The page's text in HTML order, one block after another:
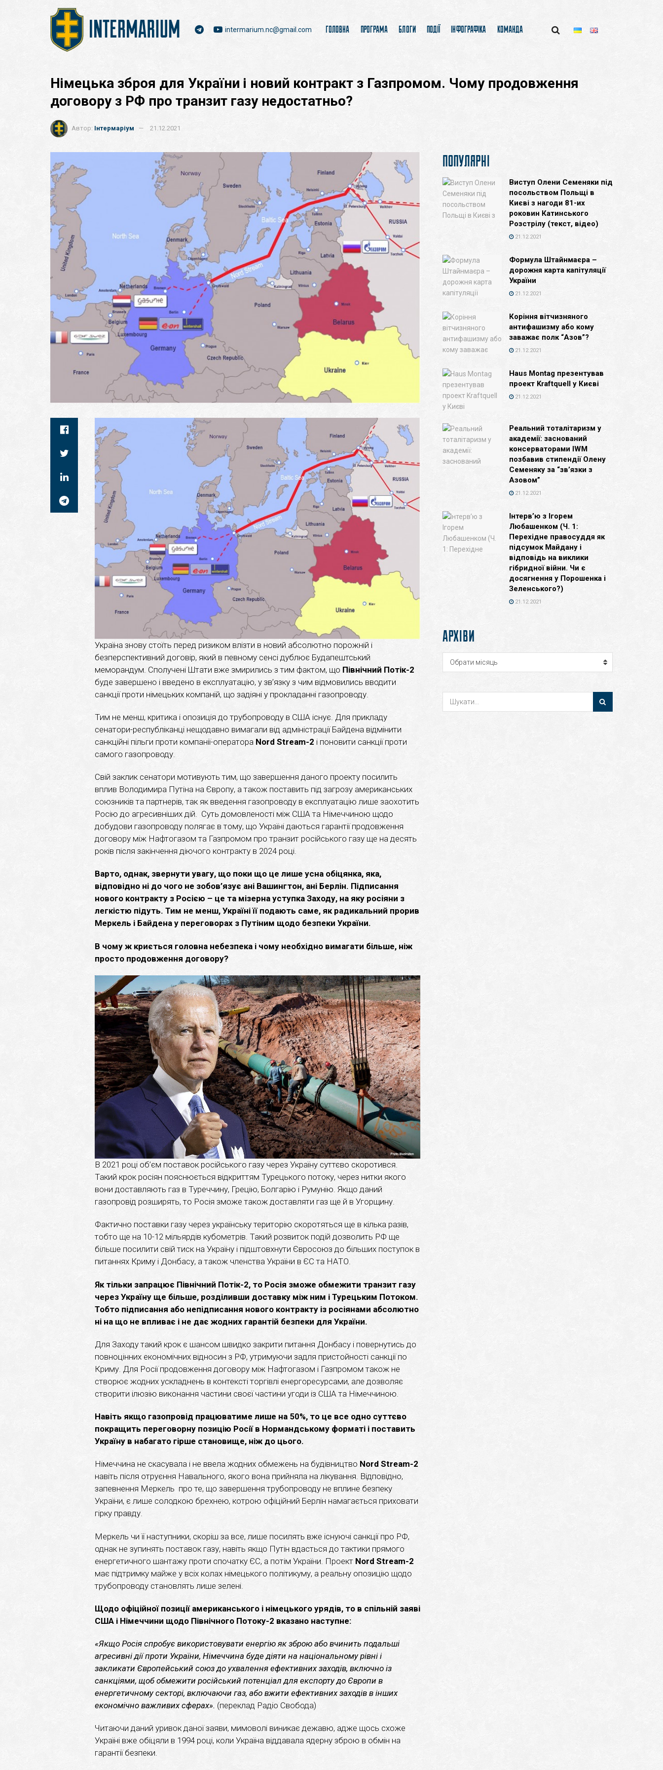
intermarium.nc@gmail.com ГОЛОВНА ПРОГРАМА БЛОГИ ПОДІЇ ІНФОГРАФІКА КОМАНДА
Німецька зброя для України і новий контракт з Газпромом. Чому продовження
договору з РФ про транзит газу недостатньо?
Автор: Інтермаріум 21.12.2021
Україна знову стоїть перед ризиком влізти в новий абсолютно порожній і
безперспективний договір, який в певному сенсі дублює Будапештський
меморандум. Сполучені Штати вже змирились з тим фактом, що Північний Потік-2
буде завершено і введено в експлуатацію, у зв’язку з чим відмовились вводити
санкції проти німецьких компаній, що задіяні у прокладанні газопроводу.
Тим не менш, критика і опозиція до трубопроводу в США існує. Для прикладу
сенатори-республіканці нещодавно вимагали від адміністрації Байдена відмінити
санкційні пільги проти компанії-оператора Nord Stream-2 і поновити санкції проти
самого газопроводу.
Свій заклик сенатори мотивують тим, що завершення даного проекту посилить
вплив Володимира Путіна на Європу, а також поставить під загрозу американських
союзників та партнерів, так як введення газопроводу в експлуатацію лише заохотить
Росію до агресивніших дій. Суть домовленості між США та Німеччиною щодо
добудови газопроводу полягає в тому, що Україні даються гарантії продовження
договору між Нафтогазом та Газпромом про транзит російського газу ще на десять
років після закінчення діючого контракту в 2024 році.
Варто, однак, звернути увагу, що поки що це лише усна обіцянка, яка,
відповідно ні до чого не зобов’язує ані Вашингтон, ані Берлін. Підписання
нового контракту з Росією – це та мізерна уступка Заходу, на яку росіяни з
легкістю підуть. Тим не менш, Україні її подають саме, як радикальний прорив
Меркель і Байдена у переговорах з Путіним щодо безпеки України.
В чому ж криється головна небезпека і чому необхідно вимагати більше, ніж
просто продовження договору?
В 2021 році об’єм поставок російського газу через Україну суттєво скоротився.
Такий крок росіян пояснюється відкриттям Турецького потоку, через нитки якого
вони доставляють газ в Туреччину, Грецію, Болгарію і Румунію. Якщо даний
газопровід розширять, то Росія зможе також доставляти газ ще й в Угорщину.
Фактично поставки газу через українську територію скоротяться ще в кілька разів,
тобто ще на 10-12 мільярдів кубометрів. Такий розвиток подій дозволить РФ ще
більше посилити свій тиск на Україну і підштовхнути Євросоюз до більших поступок в
питаннях Криму і Донбасу, а також членства України в ЄС та НАТО.
Як тільки запрацює Північний Потік-2, то Росія зможе обмежити транзит газу
через Україну ще більше, розділивши доставку між ним і Турецьким Потоком.
Тобто підписання або непідписання нового контракту із росіянами абсолютно
ні на що не впливає і не дає жодних гарантій безпеки для України.
Для Заходу такий крок є шансом швидко закрити питання Донбасу і повернутись до
повноцінних економічних відносин з РФ, утримуючи задля пристойності санкції по
Криму. Для Росії продовження договору між Нафтогазом і Газпромом також не
створює жодних ускладнень в контексті торгівлі енергоресурсами, але дозволяє
створити ілюзію виконання частини своєї частини угоди із США та Німеччиною.
Навіть якщо газопровід працюватиме лише на 50%, то це все одно суттєво
покращить переговорну позицію Росії в Нормандському форматі і поставить
Україну в набагато гірше становище, ніж до цього.
Німеччина не скасувала і не ввела жодних обмежень на будівництво Nord Stream-2
навіть після отруєння Навального, якого вона прийняла на лікування. Відповідно,
запевнення Меркель про те, що завершення трубопроводу не вплине безпеку
України, є лише солодкою брехнею, котрою офіційний Берлін намагається приховати
гірку правду.
Меркель чи її наступники, скоріш за все, лише посилять вже існуючі санкції про РФ,
однак не зупинять поставок газу, навіть якщо Путін вдасться до тактики прямого
енергетичного шантажу проти спочатку ЄС, а потім України. Проект Nord Stream-2
має підтримку майже у всіх колах німецького політикуму, а реальну опозицію щодо
трубопроводу становлять лише зелені.
Щодо офіційної позиції американського і німецького урядів, то в спільній заяві
США і Німеччини щодо Північного Потоку-2 вказано наступне:
«Якщо Росія спробує використовувати енергію як зброю або вчинить подальші
агресивні дії проти України, Німеччина буде діяти на національному рівні і
закликати Європейський союз до ухвалення ефективних заходів, включно із
санкціями, щоб обмежити російський потенціал для експорту до Європи в
енергетичному секторі, включаючи газ, або вжити ефективних заходів в інших
економічно важливих сферах». (переклад Радіо Свобода)
Читаючи даний уривок даної заяви, мимоволі виникає дежавю, адже щось схоже
Україні вже обіцяли в 1994 році, коли Україна віддавала ядерну зброю в обмін на
гарантії безпеки.
ПОПУЛЯРНІ
Виступ Олени Семеняки під
посольством Польщі в
Києві з нагоди 81-их
роковин Катинського
Розстрілу (текст, відео)
21.12.2021
Формула Штайнмаєра –
дорожня карта капітуляції
України
21.12.2021
Коріння вітчизняного
антифашизму або кому
заважає полк “Азов”?
21.12.2021
Haus Montag презентував
проект Kraftquell у Києві
21.12.2021
Реальний тоталітаризм у
академії: заснований
консерваторами IWM
позбавив стипендії Олену
Семеняку за “зв’язки з
Азовом”
21.12.2021
Інтерв’ю з Ігорем
Любашенком (Ч. 1:
Перехідне правосуддя як
підсумок Майдану і
відповідь на виклики
гібридної війни. Чи є
досягнення у Порошенка і
Зеленського?)
21.12.2021
АРХІВИ
Архіви
Обрати місяць